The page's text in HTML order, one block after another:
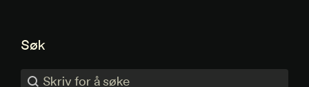
Søk
Søk
Søk